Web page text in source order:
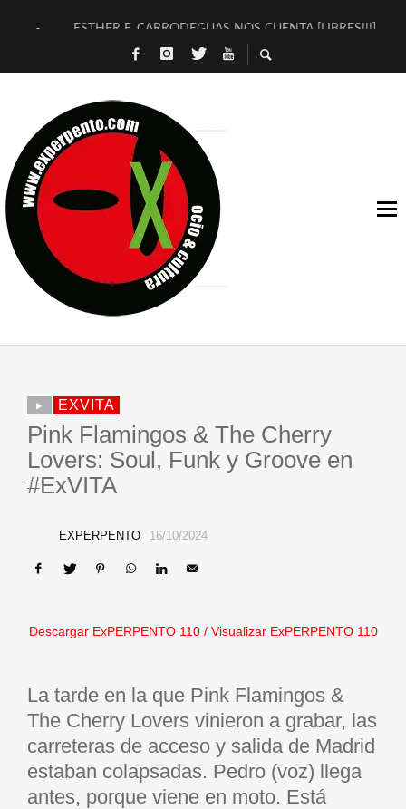
ESTHER F. CARRODEGUAS NOS CUENTA [LIBRES!!!]
[TERRA DE GUAPES] DE SANDRA MONFORT
TIMBRE 4, LA ESCUELA DEL DIRECTOR TEATRAL CLAUDIO
30 AÑOS (NO ES NADA) DE LA KATARSIS DEL TOMATAZO
MILITARES JUDÍAS EN #EXVITA
D’BALDOMEROS REINVENTAN [BITÁCORA 3.0] EN EXVITA
MARSHALL FLASH PRESENTA EN EXVITA [RELATIVA
JOFRE BARDAGÍ EN EXVITA INTERPRETANDO A SERRAT
EXVITA
Pink Flamingos & The Cherry
Lovers: Soul, Funk y Groove en
#ExVITA
EXPERPENTO 16/10/2024
Descargar ExPERPENTO 110 / Visualizar ExPERPENTO 110
La tarde en la que Pink Flamingos &
The Cherry Lovers vinieron a grabar, las
carreteras de acceso y salida de Madrid
estaban colapsadas. Pedro (voz) llega
antes, porque viene en moto. Está